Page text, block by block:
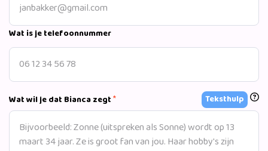
Wat is je telefoonnummer
Wat wil je dat Bianca zegt* Teksthulp